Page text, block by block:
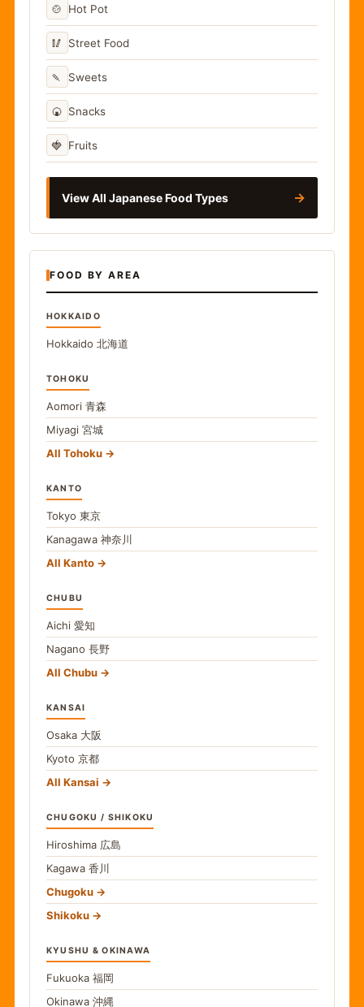
🍲 Hot Pot
🥢 Street Food
🍡 Sweets
🍘 Snacks
🍓 Fruits
View All Japanese Food Types →
FOOD BY AREA
HOKKAIDO
Hokkaido 北海道
TOHOKU
Aomori 青森
Miyagi 宮城
All Tohoku
KANTO
Tokyo 東京
Kanagawa 神奈川
All Kanto
CHUBU
Aichi 愛知
Nagano 長野
All Chubu
KANSAI
Osaka 大阪
Kyoto 京都
All Kansai
CHUGOKU / SHIKOKU
Hiroshima 広島
Kagawa 香川
Chugoku
Shikoku
KYUSHU & OKINAWA
Fukuoka 福岡
Okinawa 沖縄